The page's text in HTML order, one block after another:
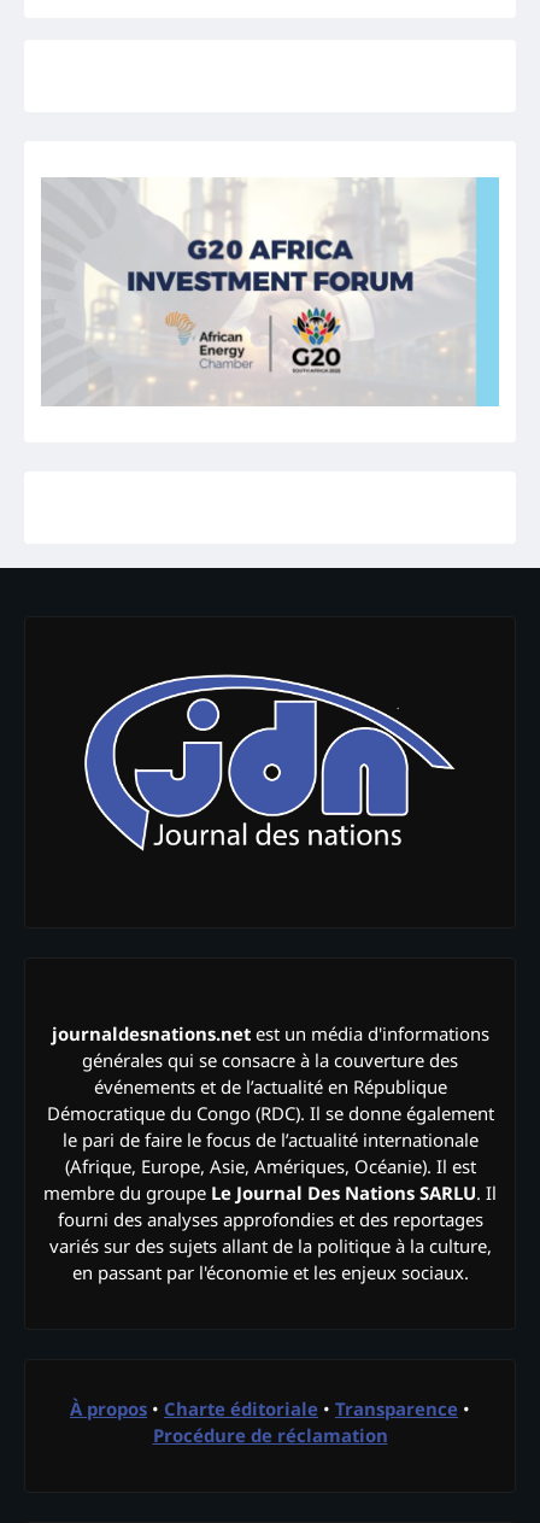
journaldesnations.netest un média d'informations
générales qui se consacre à la couverture des
événements et de l’actualité en République
Démocratique du Congo (RDC). Il se donne également
le pari de faire le focus de l’actualité internationale
(Afrique, Europe, Asie, Amériques, Océanie). Il est
membre du groupe Le Journal Des Nations SARLU. Il
fourni des analyses approfondies et des reportages
variés sur des sujets allant de la politique à la culture,
en passant par l'économie et les enjeux sociaux.
À propos • Charte éditoriale • Transparence •
Procédure de réclamation